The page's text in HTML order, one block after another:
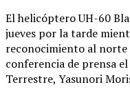
El helicóptero UH-60
jueves por la tarde
reconocimiento al norte
conferencia de prensa
Terrestre, Yasunori